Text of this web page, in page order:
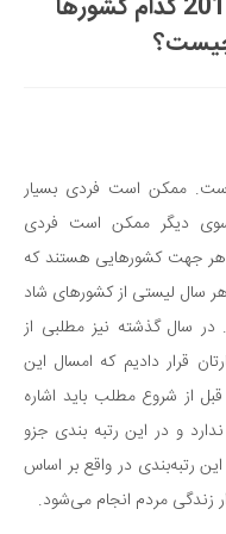
کشورهای شاد جهان در سال 2019 کدام کشورها
ممکن است فردی بسیار
دیگر ممکن است فردی
جهت کشورهایی هستند که
سال لیستی از کشورهای شاد
در سال گذشته نیز مطلبی از
قرار دادیم که امسال این
از شروع مطلب باید اشاره
و در این رتبه بندی جزو
رتبه‌بندی در واقع بر اساس
زندگی مردم انجام می‌شود.